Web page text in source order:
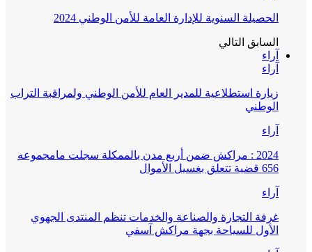
الحصيلة السنوية للإدارة العامة للأمن الوطني 2024
السابق التالي
آراء
آراء
زيارة استطلاعية للمدير العام للأمن الوطني ولمراقبة التراب
الوطني
آراء
2024 : مراكش ضمن أربع مدن بالممكلة سجلت مامجموعه
656 قضية تتعلق بغسيل الأموال
آراء
غرفة التجارة والصناعة والخدمات تنظم المنتدى الجهوي
الأول للسياحة بجهة مراكش آسفي